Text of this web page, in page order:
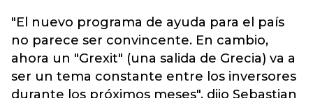
"El nuevo programa de ayuda para el país
no parece ser convincente. En cambio,
ahora un "Grexit" (una salida de Grecia) va a
ser un tema constante entre los inversores
durante los próximos meses", dijo Sebastian